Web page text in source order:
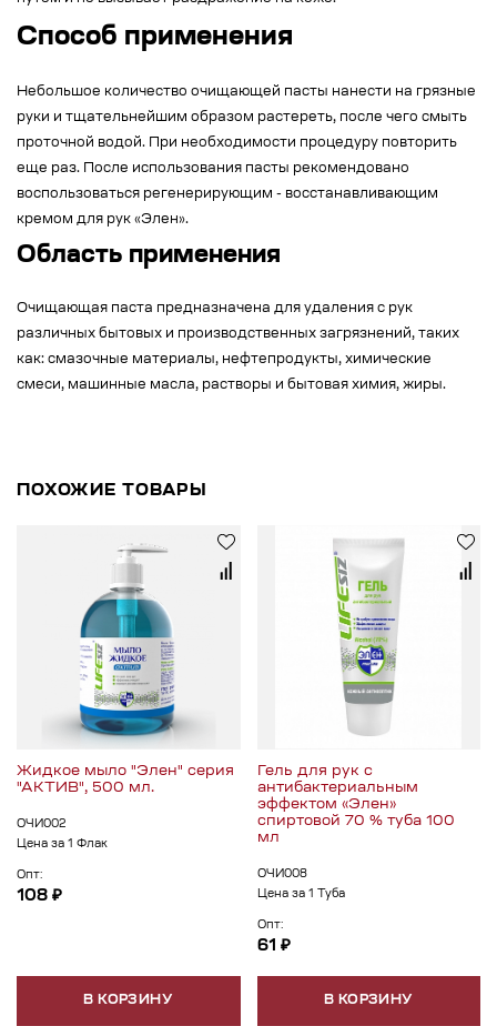
Способ применения
Небольшое количество очищающей пасты нанести на грязные
руки и тщательнейшим образом растереть, после чего смыть
проточной водой. При необходимости процедуру повторить
еще раз. После использования пасты рекомендовано
воспользоваться регенерирующим - восстанавливающим
кремом для рук «Элен».
Область применения
Очищающая паста предназначена для удаления с рук
различных бытовых и производственных загрязнений, таких
как: смазочные материалы, нефтепродукты, химические
смеси, машинные масла, растворы и бытовая химия, жиры.
ПОХОЖИЕ ТОВАРЫ
Жидкое мыло "Элен" серия
"АКТИВ", 500 мл.
ОЧИ002
Цена за 1 Флак
Опт:
108 ₽
В КОРЗИНУ
Гель для рук с
антибактериальным
эффектом «Элен»
спиртовой 70 % туба 100
мл
ОЧИ008
Цена за 1 Туба
Опт:
61 ₽
В КОРЗИНУ